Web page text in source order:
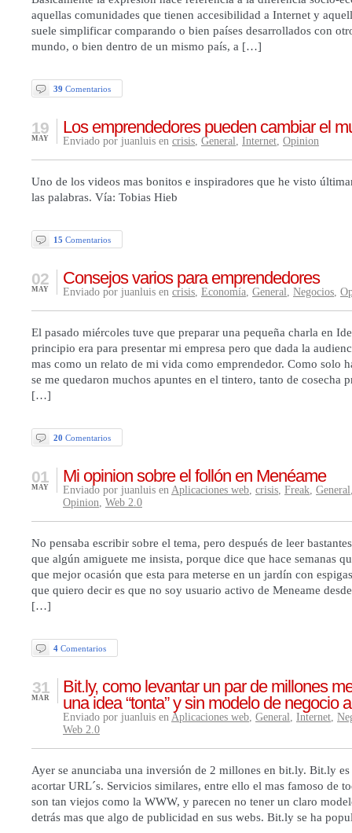
aquellas comunidades que tienen accesibilidad a Internet y
suele simplificar comparando o bien países desarrollados con
mundo, o bien dentro de un mismo país, a […]
39 Comentarios
Los emprendedores pueden cambiar el
19
MAY Enviado por juanluis en crisis, General, Internet, Opinion
Uno de los videos mas bonitos e inspiradores que he visto
las palabras. Vía: Tobias Hieb
15 Comentarios
Consejos varios para emprendedores
02
MAY Enviado por juanluis en crisis, Economía, General, Negocios,
El pasado miércoles tuve que preparar una pequeña charla en
principio era para presentar mi empresa pero que dada la
mas como un relato de mi vida como emprendedor. Como solo
se me quedaron muchos apuntes en el tintero, tanto de cosecha
[…]
20 Comentarios
Mi opinion sobre el follón en Menéame
01
MAY Enviado por juanluis en Aplicaciones web, crisis, Freak, General
Opinion, Web 2.0
No pensaba escribir sobre el tema, pero después de leer
que algún amiguete me insista, porque dice que hace semanas
que mejor ocasión que esta para meterse en un jardín con
que quiero decir es que no soy usuario activo de Meneame
[…]
4 Comentarios
Bit.ly, como levantar un par de millones
una idea “tonta” y sin modelo de negocio
31
MAR
Enviado por juanluis en Aplicaciones web, General, Internet,
Web 2.0
Ayer se anunciaba una inversión de 2 millones en bit.ly. Bit.ly
acortar URL´s. Servicios similares, entre ello el mas famoso de
son tan viejos como la WWW, y parecen no tener un claro
detrás mas que algo de publicidad en sus webs. Bit.ly se ha